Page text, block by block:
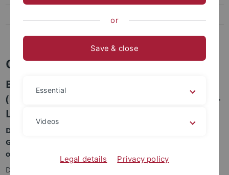
Offene Stellen
Offene Stellen
Bachelor- und Masterarbeiten, Praktika
(Modulpraktikum, Vertiefungspraktikum -
LA, oder vergleichbar)
Die meisten Themen beinhalten
Grenzflächeneigenschaften und dem Wachstum
organischer Materialien.
Die elektronischen Eigenschaften von Grenzflächen
or
Save & close
Essential
Videos
Legal details Privacy policy